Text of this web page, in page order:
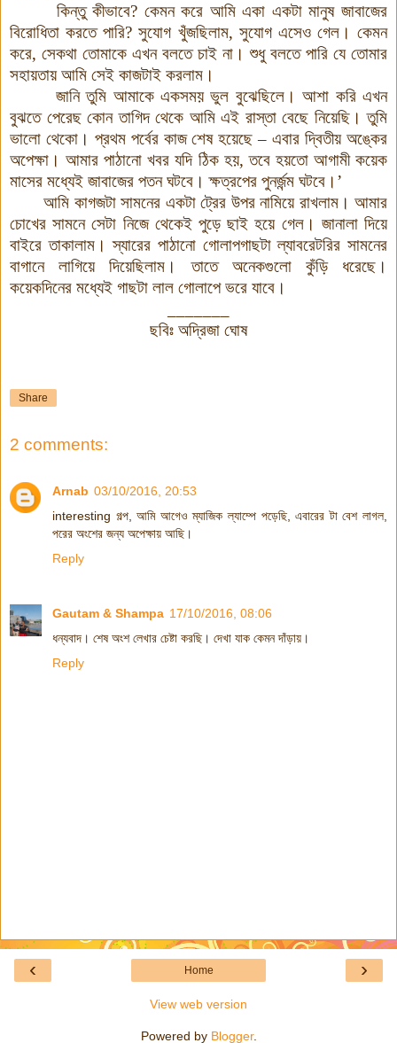
কিন্তু কীভাবে? কেমন করে আমি একা একটা মানুষ জাবাজের
বিরোধিতা করতে পারি? সুযোগ খুঁজছিলাম, সুযোগ এসেও গেল। কেমন
করে, সেকথা তোমাকে এখন বলতে চাই না। শুধু বলতে পারি যে তোমার
সহায়তায় আমি সেই কাজটাই করলাম।
জানি তুমি আমাকে একসময় ভুল বুঝেছিলে। আশা করি এখন
বুঝতে পেরেছ কোন তাগিদ থেকে আমি এই রাস্তা বেছে নিয়েছি। তুমি
ভালো থেকো। প্রথম পর্বের কাজ শেষ হয়েছে – এবার দ্বিতীয় অঙ্কের
অপেক্ষা। আমার পাঠানো খবর যদি ঠিক হয়, তবে হয়তো আগামী কয়েক
মাসের মধ্যেই জাবাজের পতন ঘটবে। ক্ষত্রপের পুনর্জন্ম ঘটবে।’
আমি কাগজটা সামনের একটা ট্রের উপর নামিয়ে রাখলাম। আমার
চোখের সামনে সেটা নিজে থেকেই পুড়ে ছাই হয়ে গেল। জানালা দিয়ে
বাইরে তাকালাম। স্যারের পাঠানো গোলাপগাছটা ল্যাবরেটরির সামনের
বাগানে লাগিয়ে দিয়েছিলাম। তাতে অনেকগুলো কুঁড়ি ধরেছে।
কয়েকদিনের মধ্যেই গাছটা লাল গোলাপে ভরে যাবে।
ছবিঃ অদ্রিজা ঘোষ
Share
2 comments:
Arnab 03/10/2016, 20:53
interesting গল্প, আমি আগেও ম্যাজিক ল্যাম্পে পড়েছি, এবারের টা বেশ লাগল,
পরের অংশের জন্য অপেক্ষায় আছি।
Reply
Gautam & Shampa 17/10/2016, 08:06
ধন্যবাদ। শেষ অংশ লেখার চেষ্টা করছি। দেখা যাক কেমন দাঁড়ায়।
Reply
‹ ›
Home
View web version
Powered by Blogger.